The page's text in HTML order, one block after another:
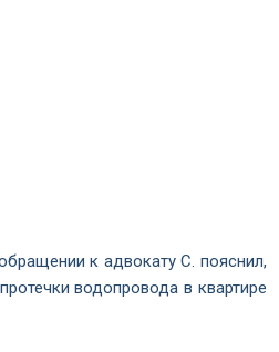
к адвокату С. пояснил,
водопровода в квартире